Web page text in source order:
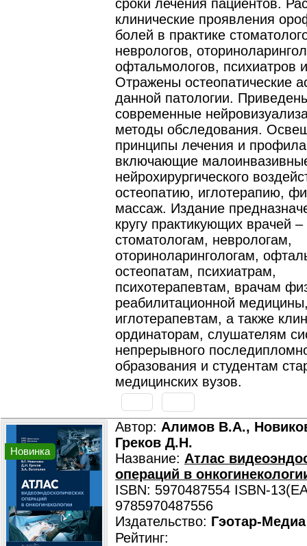
сроки лечения пациентов.
клинические проявления
болей в практике
неврологов,
офтальмологов, психиатров
Отражены остеопатические
данной патологии.
современные
методы обследования.
принципы лечения и
включающие
нейрохирургического
остеопатию, иглотерапию,
массаж. Издание
кругу практикующих врачей –
стоматологам, неврологам,
оториноларингологам,
остеопатам, психиатрам,
психотерапевтам, врачам
реабилитационной
иглотерапевтам, а также
ординаторам, слушателям
непрерывного
образования и студентам
медицинских вузов.
Новинка
Автор: Алимов В.А.,
Греков Д.Н.
Название: Атлас
операций в
ISBN: 5970487554 ISBN-
9785970487556
Издательство: Гэотар-Медиа
Рейтинг: